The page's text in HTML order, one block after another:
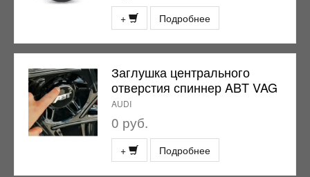
+ Подробнее
Заглушка центрального
отверстия спиннер ABT VAG
AUDI
0 руб.
+ Подробнее